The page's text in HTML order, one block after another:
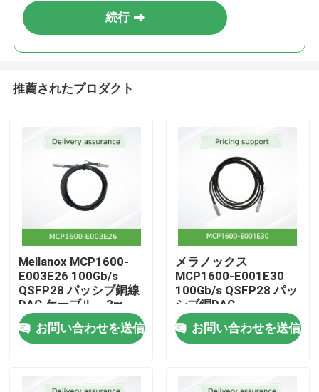
ホーム
続行
推薦されたプロダクト
Mellanox MCP1600-
E003E26 100Gb/s
QSFP28 パッシブ銅線
DAC ケーブル – 3m、
26 AWG、EDR
InfiniBand、LSZH
お問い合わせを送信
メラノックス
MCP1600-E001E30
100Gb/s QSFP28 パッ
シブ銅DAC
お問い合わせを送信